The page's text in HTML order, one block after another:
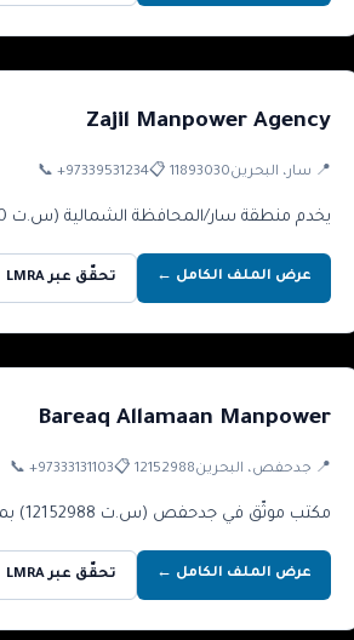
Zajil Manpower Agency
📍 سار، البحرين 📋 11893030
📞 +97339531234
يخدم منطقة سار/المحافظة الشمالية (س.ت 11893030) بملف موثّق وبيانات تواصل واضحة.
عرض الملف الكامل ← تحقّق عبر LMRA
Bareaq Allamaan Manpower
📍 جدحفص، البحرين 📋 12152988
📞 +97333131103
مكتب موثّق في جدحفص (س.ت 12152988) بملف كامل وثبات في السجل.
عرض الملف الكامل ← تحقّق عبر LMRA